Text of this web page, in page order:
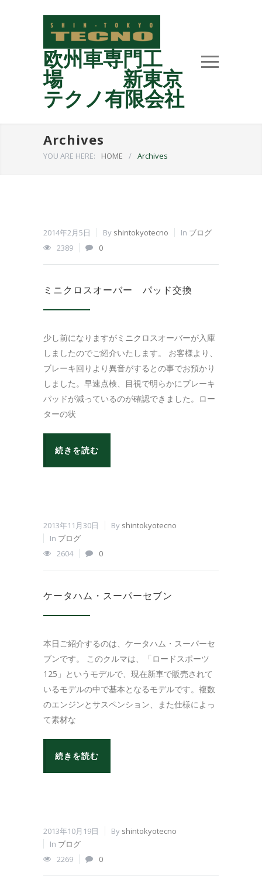
欧州車専門工
場 新東京
テクノ有限会社
Archives
YOU ARE HERE: HOME / Archives
2014年2月5日 By shintokyotecno In ブログ
2389
0
ミニクロスオーバー パッド交換
少し前になりますがミニクロスオーバーが入庫
しましたのでご紹介いたします。 お客様より、
ブレーキ回りより異音がするとの事でお預かり
しました。早速点検、目視で明らかにブレーキ
パッドが減っているのが確認できました。ロー
ターの状
続きを読む
2013年11月30日 By shintokyotecno
In ブログ
2604
0
ケータハム・スーパーセブン
本日ご紹介するのは、ケータハム・スーパーセ
ブンです。 このクルマは、「ロードスポーツ
125」というモデルで、現在新車で販売されて
いるモデルの中で基本となるモデルです。複数
のエンジンとサスペンション、また仕様によっ
て素材な
続きを読む
2013年10月19日 By shintokyotecno
In ブログ
2269
0